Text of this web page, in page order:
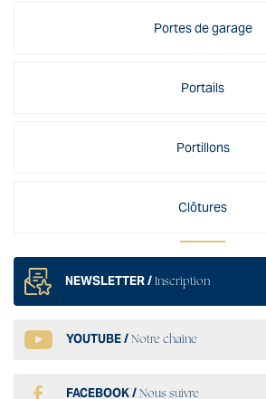
Portes de garage
Portails
Portillons
Clôtures
NEWSLETTER / Inscription
YOUTUBE /Notre chaîne
FACEBOOK /Nous suivre